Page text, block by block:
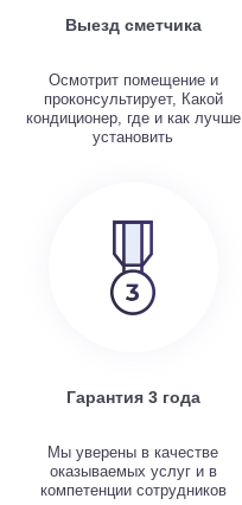
Выезд сметчика
Осмотрит помещение и
проконсультирует, Какой
кондиционер, где и как лучше
установить
Гарантия 3 года
Мы уверены в качестве
оказываемых услуг и в
компетенции сотрудников